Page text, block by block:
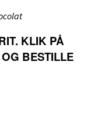
KLIK PÅ
BESTILLE